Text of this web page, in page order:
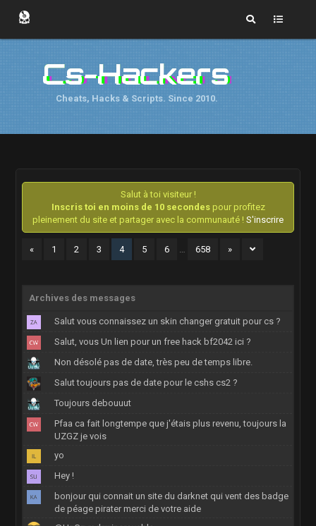
Cs-Hackers
Cheats, Hacks & Scripts. Since 2010.
Salut à toi visiteur !
Inscris toi en moins de 10 secondespour profitez
pleinement du site et partager avec la communauté ! S'inscrire
« 1 2 3 4 5 6 … 658 »
Archives des messages
Salut vous connaissez un skin changer gratuit pour cs ?
Salut, vous Un lien pour un free hack bf2042 ici ?
Non désolé pas de date, très peu de temps libre.
Salut toujours pas de date pour le cshs cs2 ?
Toujours debouuut
Pfaa ca fait longtempe que j'étais plus revenu, toujours la
UZGZ je vois
yo
Hey !
bonjour qui connait un site du darknet qui vent des badge
de péage pirater merci de votre aide